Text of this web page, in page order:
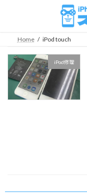
Home iPod touch
iPod修理